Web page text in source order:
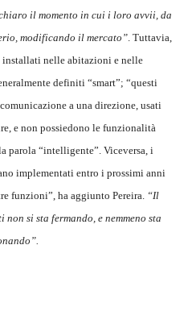
il momento in cui i loro avvii, da
modificando il mercato”. Tuttavia,
nelle abitazioni e nelle
definiti “smart”; “questi
a una direzione, usati
e non possiedono le funzionalità
parola “intelligente”. Viceversa, i
implementati entro i prossimi anni
funzioni”, ha aggiunto Pereira. “Il
si sta fermando, e nemmeno sta